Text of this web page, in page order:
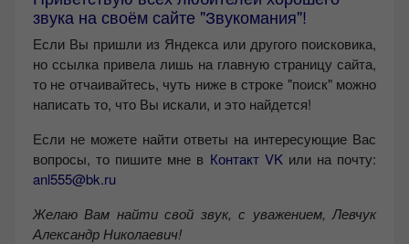
звука на своём сайте "Звукомания"!
Если Вы пришли из Яндекса или другого поисковика,
но ссылка привела лишь на главную страницу сайта,
то не отчаивайтесь, чуть ниже в строке "поиск" можно
написать то, что Вы искали, и это найдется!
Если не можете найти ответы на интересующие Вас
вопросы, то пишите мне в Контакт VKили на почту:
anl555@bk.ru
Желаю Вам найти свой звук, с уважением, Левчук
Александр Николаевич!